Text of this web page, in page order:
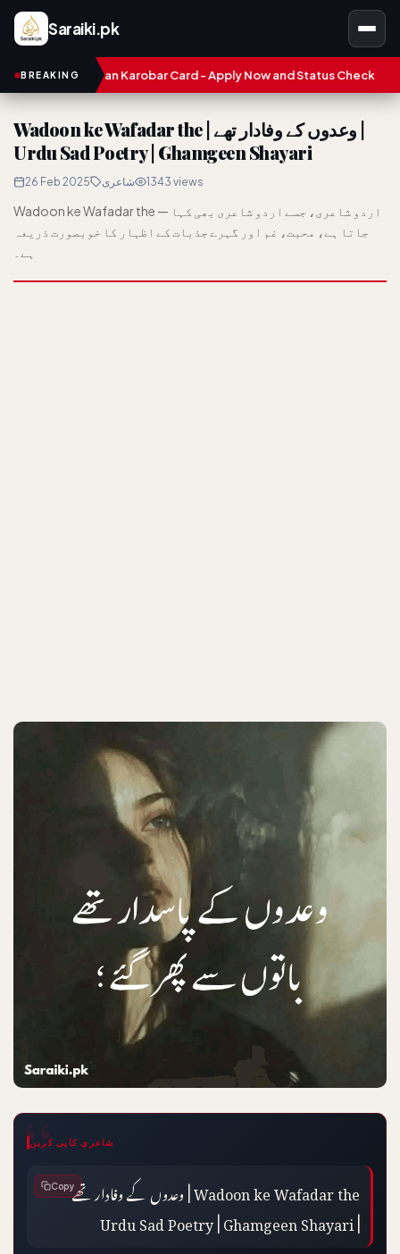
Saraiki.pk
BREAKING
Asaan Karobar Card - Apply Now and Status Check
Wadoon ke Wafadar the | وعدوں کے وفادار تھے |
Urdu Sad Poetry | Ghamgeen Shayari
26 Feb 2025 شاعری 1343 views
Wadoon ke Wafadar the — اردو شاعری، جسے اردو شاعری بھی کہا
جاتا ہے، محبت، غم اور گہرے جذبات کے اظہار کا خوبصورت ذریعہ
ہے۔
شاعری کاپی کریں
Wadoon ke Wafadar the | وعدوں کے وفادار تھے
| Urdu Sad Poetry | Ghamgeen Shayari
Copy